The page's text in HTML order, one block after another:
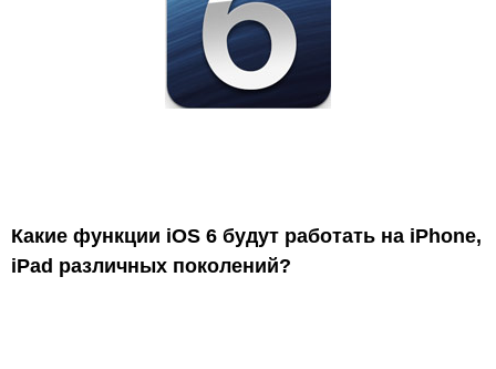
Какие функции iOS 6 будут работать на iPhone,
iPad различных поколений?